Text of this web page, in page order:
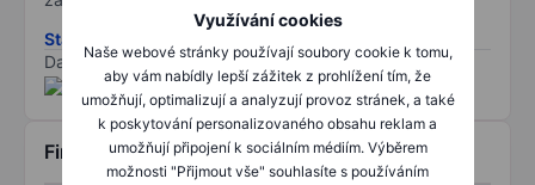
Využívání cookies
Naše webové stránky používají soubory cookie k tomu,
aby vám nabídly lepší zážitek z prohlížení tím, že
umožňují, optimalizují a analyzují provoz stránek, a také
k poskytování personalizovaného obsahu reklam a
umožňují připojení k sociálním médiím. Výběrem
možnosti "Přijmout vše" souhlasíte s používáním
Stáhněte si metodiku rizik ESG
Data poskytnuta od
/
Finanční informace